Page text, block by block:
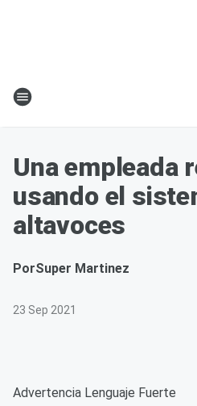
Una empleada
usando el
altavoces
PorSuper Martinez
23 Sep 2021
Advertencia Lenguaje Fuerte